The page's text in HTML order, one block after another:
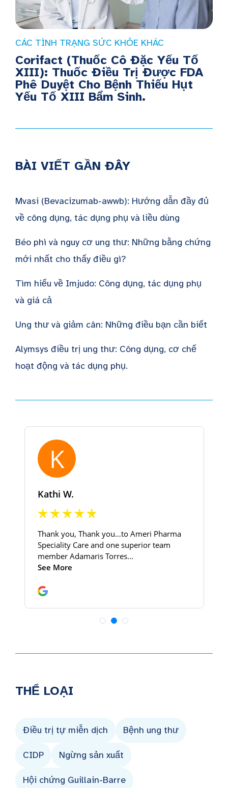
CÁC TÌNH TRẠNG SỨC KHỎE KHÁC
Corifact (Thuốc Cô Đặc Yếu Tố
XIII): Thuốc Điều Trị Được FDA
Phê Duyệt Cho Bệnh Thiếu Hụt
Yếu Tố XIII Bẩm Sinh.
BÀI VIẾT GẦN ĐÂY
Mvasi (Bevacizumab-awwb): Hướng dẫn đầy đủ
về công dụng, tác dụng phụ và liều dùng
Béo phì và nguy cơ ung thư: Những bằng chứng
mới nhất cho thấy điều gì?
Tìm hiểu về Imjudo: Công dụng, tác dụng phụ
và giá cả
Ung thư và giảm cân: Những điều bạn cần biết
Alymsys điều trị ung thư: Công dụng, cơ chế
hoạt động và tác dụng phụ.
THỂ LOẠI
Điều trị tự miễn dịch Bệnh ung thư
CIDP Ngừng sản xuất
Hội chứng Guillain-Barre